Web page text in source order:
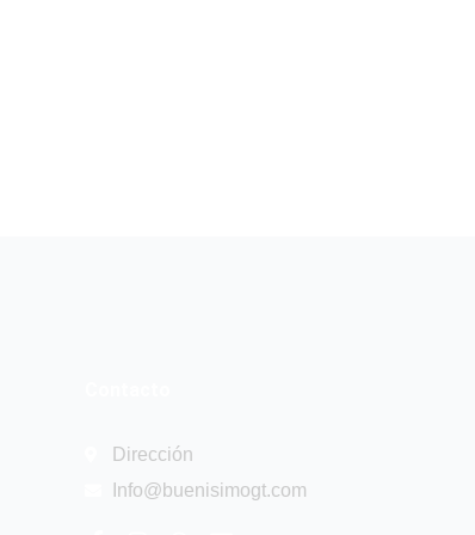
Dirección
Info@buenisimogt.com